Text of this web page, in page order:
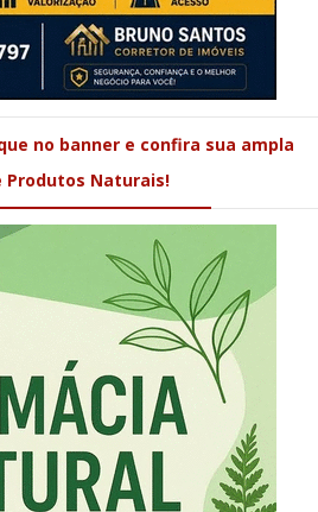
no banner e confira sua ampla
Produtos Naturais!